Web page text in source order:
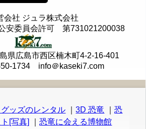
会社 ジュラ株式会社
安委員会許可 第731021200038
県広島市西区楠木町4-2-16-401
1734 info＠kaseki7.com
ッズのレンタル ｜3D 恐竜 ｜恐
[写真]
｜恐竜に会える博物館